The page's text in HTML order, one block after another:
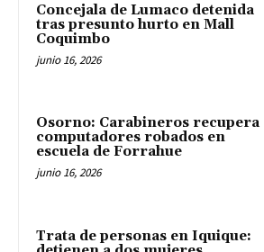
Concejala de Lumaco detenida
tras presunto hurto en Mall
Coquimbo
junio 16, 2026
Osorno: Carabineros recupera
computadores robados en
escuela de Forrahue
junio 16, 2026
Trata de personas en Iquique: